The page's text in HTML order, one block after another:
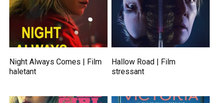
Night Always Comes | Film
haletant
Hallow Road | Film
stressant